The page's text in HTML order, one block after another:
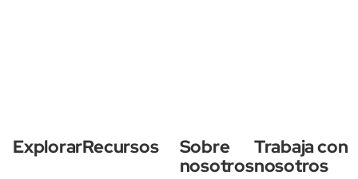
ExplorarRecursos
Sobre
nosotros
Trabaja con
nosotros